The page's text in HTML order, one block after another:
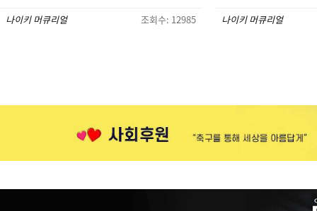
나이키 머큐리얼 조회수: 12985 나이키 머큐리얼